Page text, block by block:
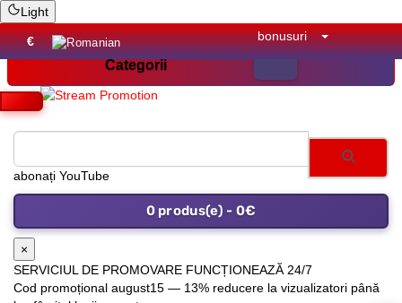
Light
€ bonusuri
0 produs(e) - 0€
×
SERVICIUL DE PROMOVARE FUNCȚIONEAZĂ 24/7
Cod promoționalaugust15— 13% reducere la vizualizatori până
la sfârșitul lunii august
Categorii